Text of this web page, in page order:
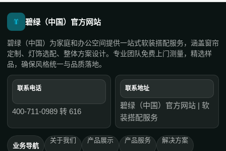
碧绿（中国）官方网站
碧绿（中国）为家庭和办公空间提供一站式软装搭配服务，涵盖窗帘
定制、灯饰选配、整体方案设计。专业团队免费上门测量，精选样
品，确保风格统一与品质落地。
联系电话
400-711-0989 转 616
联系地址
碧绿（中国）官方网站 | 软
装搭配服务
业务导航
关于我们 产品展示 产品服务 解决方案